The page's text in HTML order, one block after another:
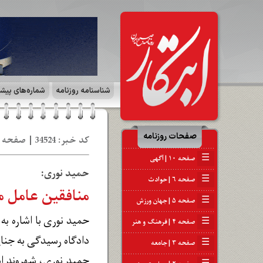
شناسنامه روزنامه شماره‌های
صفحات روزنامه
☰ صفحه ۱۰ | آگهی
☰ صفحه ۶ | حوادث
☰ صفحه ۵ | جهان ورزش
☰ صفحه ۴ | فرهنگ و هنر
☰ صفحه ۳ | جامعه
کد خبر: 34524 | صفحه ۶ | حوادث | تاریخ: 28 شه‍ 1403
حمید نوری:
منافقین عامل
حمید نوری با
دادگاه رسیدگی به